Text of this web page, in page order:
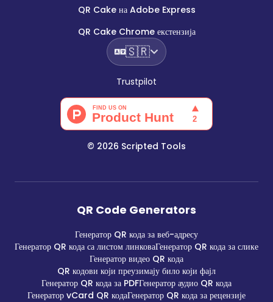
QR Cake на Adobe Express
QR Cake Chrome екстензија
🇸🇷
Trustpilot
© 2026 Scripted Tools
QR Code Generators
Генератор QR кода за веб-адресу
Генератор QR кода са листом линковаГенератор QR кода за слике
Генератор видео QR кода
QR кодови који преузимају било који фајл
Генератор QR кода за PDFГенератор аудио QR кода
Генератор vCard QR кодаГенератор QR кода за рецензије